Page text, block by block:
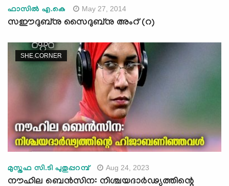
ഫാസില്‍ എ.കെ May 27, 2014
സഈദുബ്‍നു സൈദുബ്‍നു അംറ് (റ)
SHE CORNER
മുസ്തഫ സി.ടി പുതുപ്പറമ്പ് Aug 24, 2023
നൗഹില ബെൻസിന: നിശ്ചയദാർഢ്യത്തിന്റെ